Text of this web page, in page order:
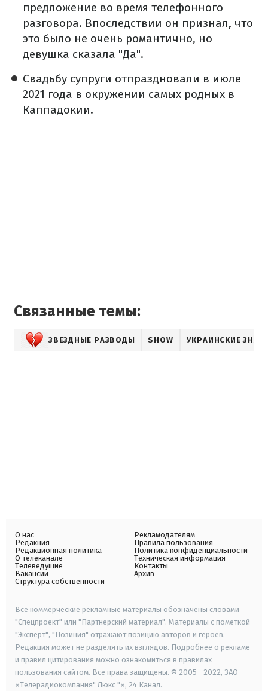
предложение во время телефонного
разговора. Впоследствии он признал, что
это было не очень романтично, но
девушка сказала "Да".
Свадьбу супруги отпраздновали в июле
2021 года в окружении самых родных в
Каппадокии.
Связанные темы:
ЗВЕЗДНЫЕ РАЗВОДЫ SHOW УКРАИНСКИЕ
О нас
Редакция
Редакционная политика
О телеканале
Телеведущие
Вакансии
Структура собственности
Рекламодателям
Правила пользования
Политика конфиденциальности
Техническая информация
Контакты
Архив
Все коммерческие рекламные материалы обозначены словами
"Спецпроект" или "Партнерский материал". Материалы с пометкой
"Эксперт", "Позиция" отражают позицию авторов и героев.
Редакция может не разделять их взглядов. Подробнее о рекламе
и правил цитирования можно ознакомиться в правилах
пользования сайтом. Все права защищены. © 2005—2022, ЗАО
«Телерадиокомпания" Люкс "», 24 Канал.